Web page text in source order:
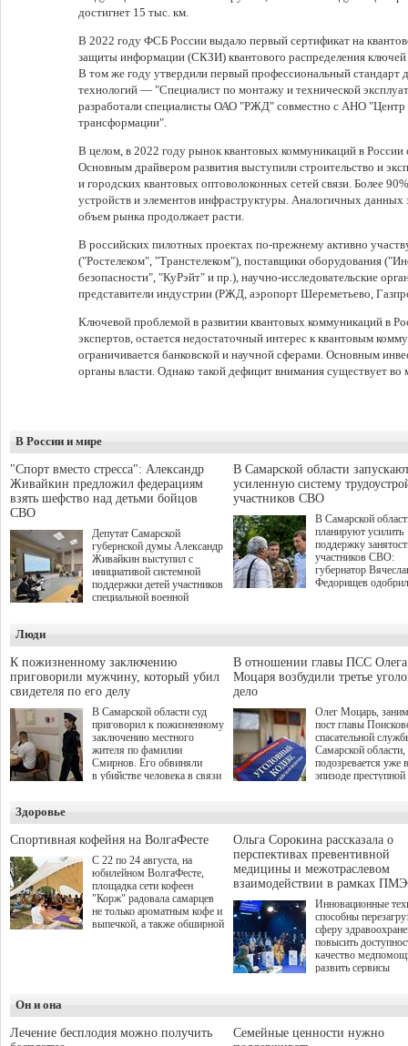
достигнет 15 тыс. км.
В 2022 году ФСБ России выдало первый сертификат на
защиты информации (СКЗИ) квантового распределения
В том же году утвердили первый профессиональный стандарт
технологий — "Специалист по монтажу и технической
разработали специалисты ОАО "РЖД" совместно с АНО "Центр
трансформации".
В целом, в 2022 году рынок квантовых коммуникаций в России
Основным драйвером развития выступили строительство и
и городских квантовых оптоволоконных сетей связи. Более
устройств и элементов инфраструктуры. Аналогичных данных
объем рынка продолжает расти.
В российских пилотных проектах по-прежнему активно
("Ростелеком", "Транстелеком"), поставщики
безопасности", "КуРэйт" и пр.), научно-исследовательские
представители индустрии (РЖД, аэропорт Шереметьево,
Ключевой проблемой в развитии квантовых коммуникаций в
экспертов, остается недостаточный интерес к квантовым
ограничивается банковской и научной сферами. Основным
органы власти. Однако такой дефицит внимания существует во
В России и мире
"Спорт вместо стресса": Александр
Живайкин предложил федерациям
взять шефство над детьми бойцов
СВО
Депутат Самарской
губернской думы Александр
Живайкин выступил с
инициативой системной
поддержки детей участников
специальной военной
"Помощь фронту и семьям
участников СВО", которая
прошла в Отрадном 7
августа.
В Самарской области
усиленную систему
участников СВО
В Самарской
планируют усилить
поддержку
участников СВО:
губернатор
Федорищев
на трудоустройство
спокойную
мирной жизни.
Люди
К пожизненному заключению
приговорили мужчину, который убил
свидетеля по его делу
В Самарской области суд
приговорил к пожизненному
заключению местного
жителя по фамилии
Смирнов. Его обвиняли
в убийстве человека в связи
В отношении главы ПСС Олега
Моцаря возбудили третье
дело
Олег Моцарь,
пост главы
спасательной
Самарской области,
подозревается уже
эпизоде преступной
а сам он
Здоровье
Спортивная кофейня на ВолгаФесте
С 22 по 24 августа, на
юбилейном ВолгаФесте,
площадка сети кофеен
"Корж" радовала самарцев
не только ароматным кофе и
выпечкой, а также обширной
Ольга Сорокина рассказала о
перспективах превентивной
медицины и межотраслевом
взаимодействии в рамках
Инновационные
способны
сферу
повысить
качество
развить сервисы
определенными
К ним можно
Он и она
Лечение бесплодия можно получить
Семейные ценности нужно